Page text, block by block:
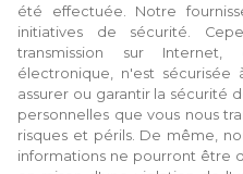
été effectuée. Notre
initiatives de sécurité.
transmission sur
électronique, n'est sécurisée
assurer ou garantir la sécurité
personnelles que vous nous
risques et périls. De même,
informations ne pourront être